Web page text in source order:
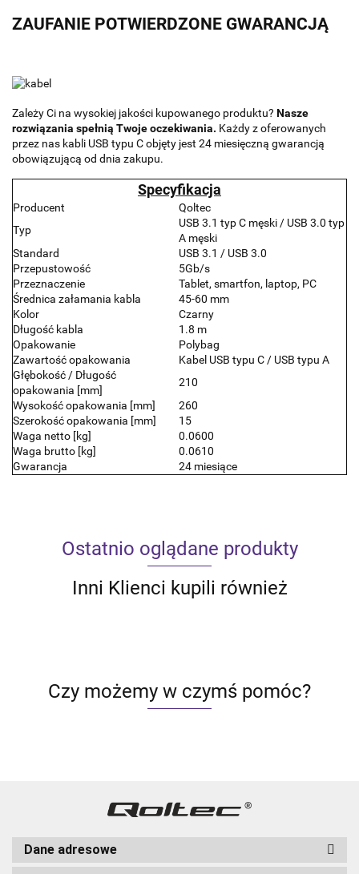
ZAUFANIE POTWIERDZONE GWARANCJĄ
Zależy Ci na wysokiej jakości kupowanego produktu? Nasze
rozwiązania spełnią Twoje oczekiwania. Każdy z oferowanych
przez nas kabli USB typu C objęty jest 24 miesięczną gwarancją
obowiązującą od dnia zakupu.
Specyfikacja
Producent
Qoltec
Typ
USB 3.1 typ C męski / USB 3.0 typ
A męski
Standard
USB 3.1 / USB 3.0
Przepustowość
5Gb/s
Przeznaczenie
Tablet, smartfon, laptop, PC
Średnica załamania kabla
45-60 mm
Kolor
Czarny
Długość kabla
1.8 m
Opakowanie
Polybag
Zawartość opakowania
Kabel USB typu C / USB typu A
Głębokość / Długość
opakowania [mm]
210
Wysokość opakowania [mm]
260
Szerokość opakowania [mm]
15
Waga netto [kg]
0.0600
Waga brutto [kg]
0.0610
Gwarancja
24 miesiące
Ostatnio oglądane produkty
Inni Klienci kupili również
Czy możemy w czymś pomóc?
Dane adresowe